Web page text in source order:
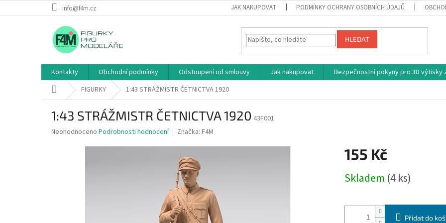
na
info@f4m.cz JAK NAKUPOVAT PODMÍNKY OCHRANY OSOBNÍCH ÚDAJŮ
HLEDAT
Kontakty Obchodní podmínky Odstoupení od smlouvy Jak nakupovat Bezpečnostní pokyny pro 3D výtisky
Domů FIGURKY 1:43 STRÁŽMISTR ČETNICTVA 1920
1:43 STRÁŽMISTR ČETNICTVA 1920 43F001
Průměrné
Neohodnoceno Podrobnosti hodnocení Značka: F4M
155 Kč
cena:
Skladem (4 ks)
Přidat do